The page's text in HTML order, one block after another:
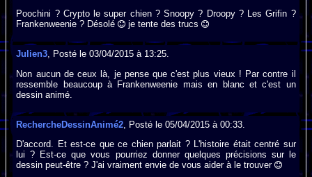
Poochini ? Crypto le super chien ? Snoopy ? Droopy ? Les Grifin ?
Frankenweenie ? Désolé
je tente des trucs
Julien3, Posté le 03/04/2015 à 13:25.
Non aucun de ceux là, je pense que c'est plus vieux ! Par contre il
ressemble beaucoup à Frankenweenie mais en blanc et c'est un
dessin animé.
RechercheDessinAnimé2 , Posté le 05/04/2015 à 00:33.
D'accord. Et est-ce que ce chien parlait ? L'histoire était centré sur
lui ? Est-ce que vous pourriez donner quelques précisions sur le
dessin peut-être ? J'ai vraiment envie de vous aider à le trouver